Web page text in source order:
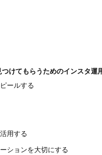
けてもらうためのインスタ運
ールする
用する
ションを大切にする